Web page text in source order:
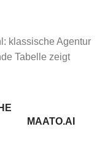
klassische Agentur
Tabelle zeigt
MAATO.AI